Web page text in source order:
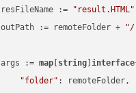
resFileName :=
"result.HTML"
outPath := remoteFolder +
"/
args := map string ]interface
"folder" : remoteFolder,